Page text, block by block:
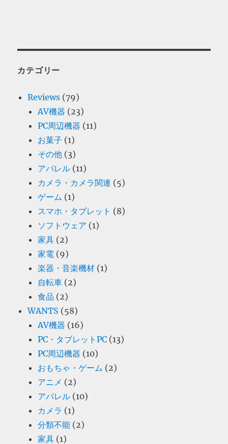
カテゴリー
Reviews (79)
AV機器 (23)
PC周辺機器 (11)
お菓子 (1)
その他 (3)
アパレル (11)
カメラ・カメラ関連 (5)
ゲーム (1)
スマホ・タブレット (8)
ソフトウェア (1)
家具 (2)
家電 (9)
楽器・音楽機材 (1)
自転車 (2)
食品 (2)
WANTS (58)
AV機器 (16)
PC・タブレットPC (13)
PC周辺機器 (10)
おもちゃ・ゲーム (2)
アニメ (2)
アパレル (10)
カメラ (1)
分類不能 (2)
家具 (1)